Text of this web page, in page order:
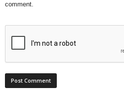
comment.